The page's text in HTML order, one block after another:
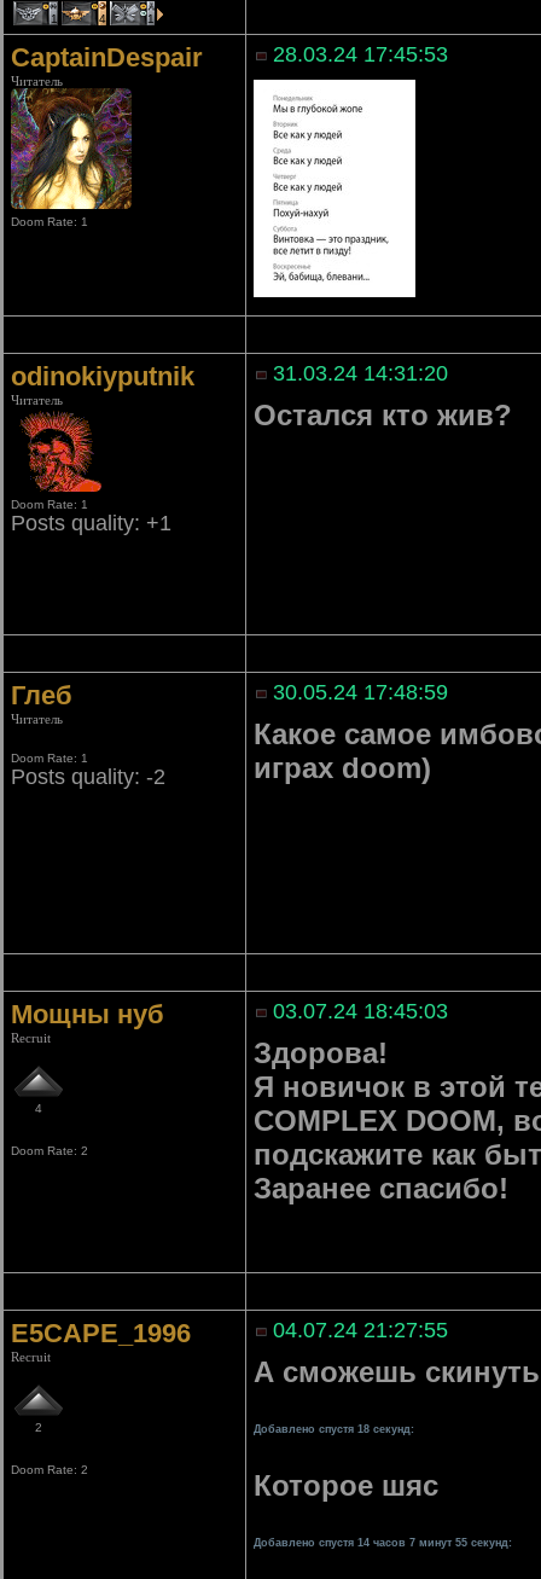
1 4 1
CaptainDespair
Читатель
Doom Rate: 1
28.03.24 17:45:53
odinokiyputnik
Читатель
Doom Rate: 1
Posts quality: +1
31.03.24 14:31:20
Остался кто жив?
Глеб
Читатель
Doom Rate: 1
Posts quality: -2
30.05.24 17:48:59
Какое самое
играх doom)
Мощны нуб
Recruit
4
Doom Rate: 2
03.07.24 18:45:03
Здорова!
Я новичок в этой
COMPLEX DOOM,
подскажите как
Заранее спасибо!
E5CAPE_1996
Recruit
2
Doom Rate: 2
04.07.24 21:27:55
А сможешь
Добавлено спустя 18 секунд:
Которое шяс
Добавлено спустя 14 часов 7 минут 55 секунд: